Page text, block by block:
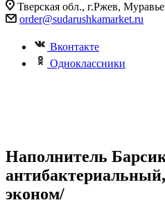
Тверская обл., г.Ржев,
order@sudarushkamarket.ru
Вконтакте
Одноклассники
Наполнитель
эконом/